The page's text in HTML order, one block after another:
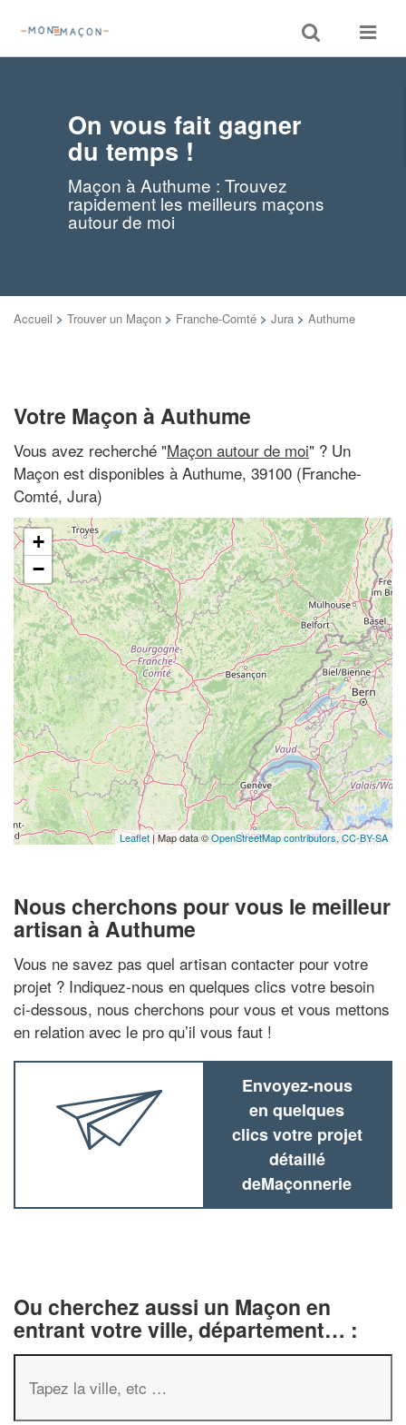
Toggle
search
Toggle
On vous fait gagner
du temps !
Maçon à Authume : Trouvez
rapidement les meilleurs maçons
autour de moi
Accueil > Trouver un Maçon > Franche-Comté > Jura > Authume
Votre Maçon à Authume
Vous avez recherché "Maçon autour de moi" ? Un
Maçon est disponibles à Authume, 39100 (Franche-
Comté, Jura)
+
−
Leaflet| Map data ©OpenStreetMap contributors,CC-BY-SA
Nous cherchons pour vous le meilleur
artisan à Authume
Vous ne savez pas quel artisan contacter pour votre
projet ? Indiquez-nous en quelques clics votre besoin
ci-dessous, nous cherchons pour vous et vous mettons
en relation avec le pro qu’il vous faut !
Envoyez-nous
en quelques
clics votre projet
détaillé
deMaçonnerie
Ou cherchez aussi un Maçon en
entrant votre ville, département… :